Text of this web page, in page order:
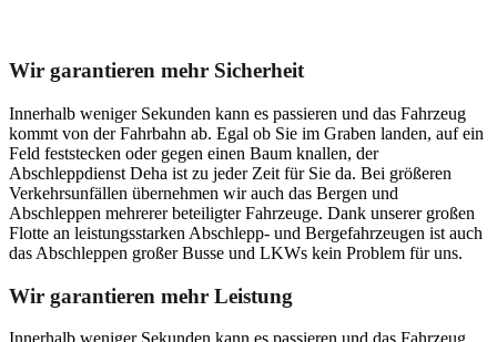
Wir garantieren mehr Sicherheit
Innerhalb weniger Sekunden kann es passieren und das Fahrzeug
kommt von der Fahrbahn ab. Egal ob Sie im Graben landen, auf ein
Feld feststecken oder gegen einen Baum knallen, der
Abschleppdienst Deha ist zu jeder Zeit für Sie da. Bei größeren
Verkehrsunfällen übernehmen wir auch das Bergen und
Abschleppen mehrerer beteiligter Fahrzeuge. Dank unserer großen
Flotte an leistungsstarken Abschlepp- und Bergefahrzeugen ist auch
das Abschleppen großer Busse und LKWs kein Problem für uns.
Wir garantieren mehr Leistung